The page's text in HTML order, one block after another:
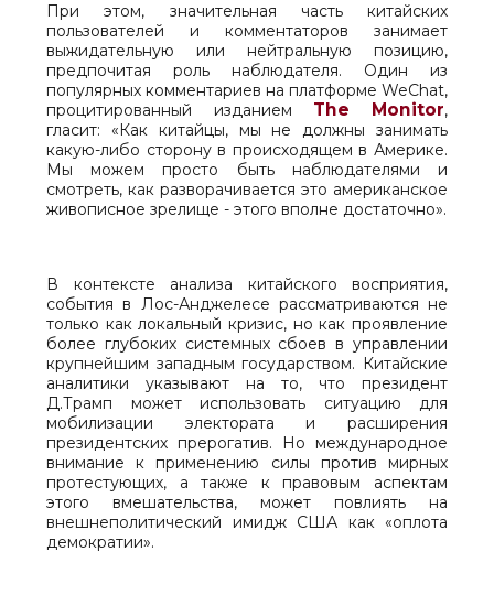
При этом, значительная часть китайских
пользователей и комментаторов занимает
выжидательную или нейтральную позицию,
предпочитая роль наблюдателя. Один из
популярных комментариев на платформе WeChat,
процитированный изданием The Monitor,
гласит: «Как китайцы, мы не должны занимать
какую-либо сторону в происходящем в Америке.
Мы можем просто быть наблюдателями и
смотреть, как разворачивается это американское
живописное зрелище - этого вполне достаточно».
В контексте анализа китайского восприятия,
события в Лос-Анджелесе рассматриваются не
только как локальный кризис, но как проявление
более глубоких системных сбоев в управлении
крупнейшим западным государством. Китайские
аналитики указывают на то, что президент
Д.Трамп может использовать ситуацию для
мобилизации электората и расширения
президентских прерогатив. Но международное
внимание к применению силы против мирных
протестующих, а также к правовым аспектам
этого вмешательства, может повлиять на
внешнеполитический имидж США как «оплота
демократии».